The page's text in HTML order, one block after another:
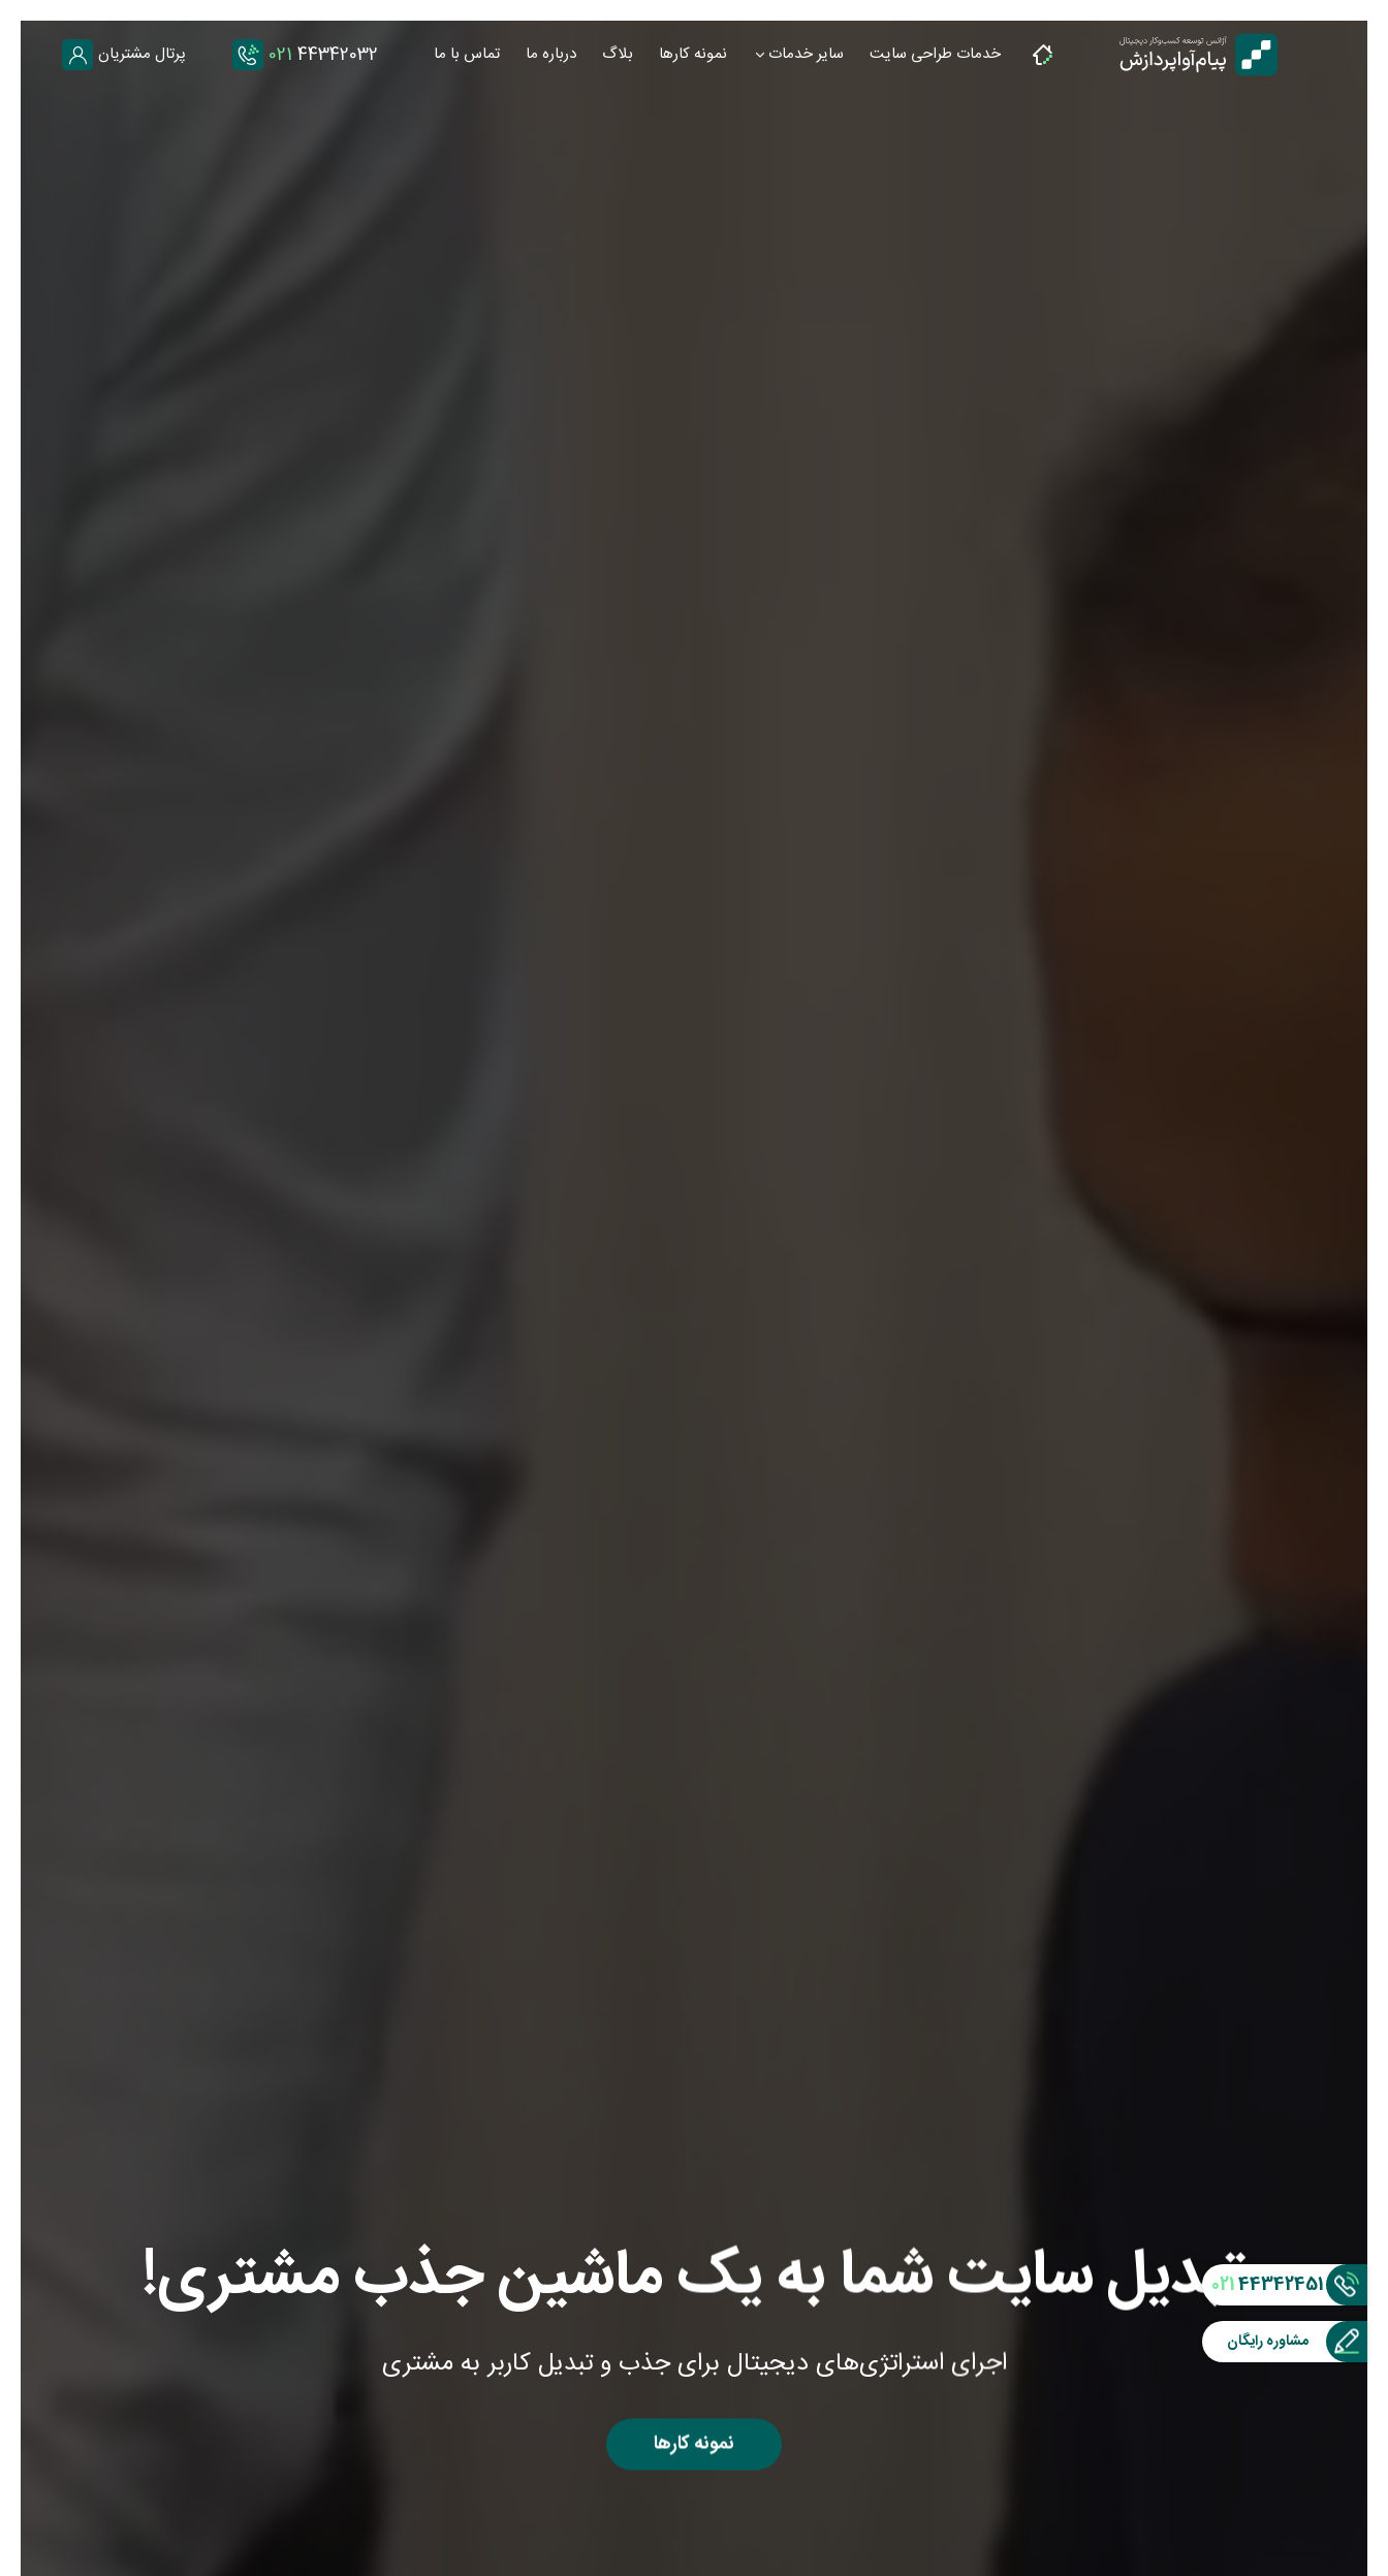
Skip
خدمات طراحی سایت سایر خدمات نمونه کارها بلاگ درباره ما تماس با ما 021 44342032 پرتال مشتریان
تبدیل سایت شما به یک ماشین جذب مشتری!
اجرای استراتژی‌های دیجیتال برای جذب و تبدیل کاربر به مشتری
نمونه کارها
02144342451
مشاوره رایگان